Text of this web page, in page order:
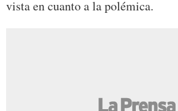
vista en cuanto a la polémica.